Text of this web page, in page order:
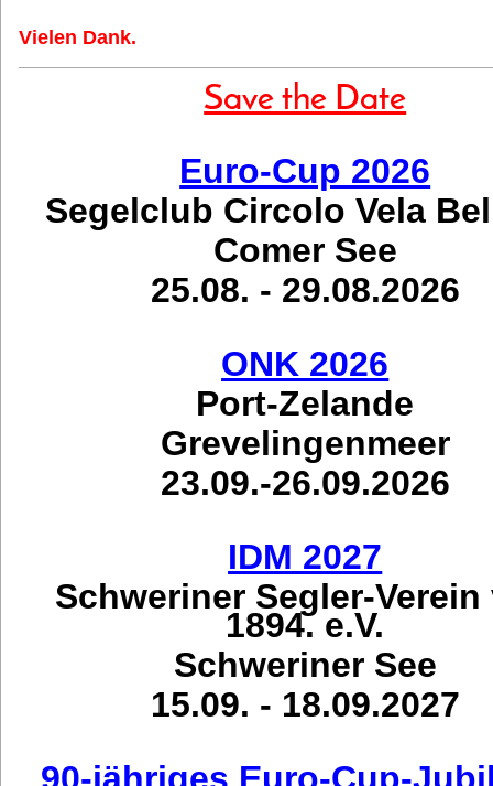
Vielen Dank.
Save the Date
Euro-Cup 2026
Segelclub Circolo Vela
Comer See
25.08. - 29.08.2026
ONK 2026
Port-Zelande
Grevelingenmeer
23.09.-26.09.2026
IDM 2027
Schweriner Segler-Verein
1894. e.V.
Schweriner See
15.09. - 18.09.2027
90-jähriges Euro-Cup-